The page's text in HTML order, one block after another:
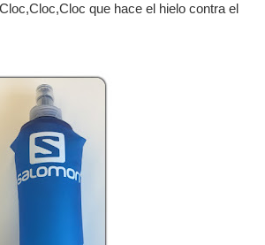
que hace el hielo contra el